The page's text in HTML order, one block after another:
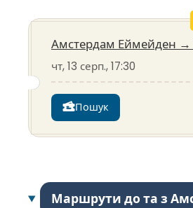
Амстердам Еймейден →
чт, 13 серп., 17:30
Пошук
Маршрути до та з